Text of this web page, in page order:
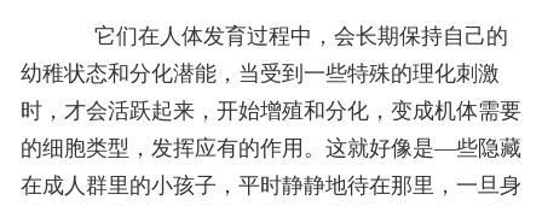
它们在人体发育过程中，会长期保持自己的
幼稚状态和分化潜能，当受到一些特殊的理化刺激
时，才会活跃起来，开始增殖和分化，变成机体需要
的细胞类型，发挥应有的作用。这就好像是—些隐藏
在成人群里的小孩子，平时静静地待在那里，一旦身